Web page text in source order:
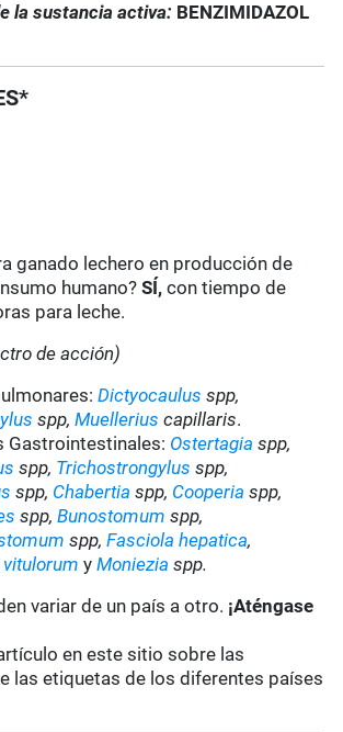
la sustancia activa: BENZIMIDAZOL
ganado lechero en producción de
humano?SÍ,con tiempo de
para leche.
de acción)
Dictyocaulus spp,
spp,Muellerius capillaris.
Gastrointestinales: Ostertagia spp,
spp, Trichostrongylus spp,
spp, Chabertia spp, Cooperia spp,
spp,Bunostomum spp,
spp,Fasciola hepatica,
y Moniezia spp.
variar de un país a otro. ¡Aténgase
en este sitio sobre las
las etiquetas de los diferentes países